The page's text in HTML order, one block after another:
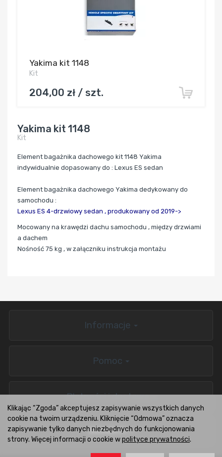
Yakima kit 1148
Kit
204,00 zł / szt.
Yakima kit 1148
Kit
Element bagażnika dachowego kit 1148 Yakima
indywidualnie dopasowany do : Lexus ES sedan
Element bagażnika dachowego Yakima dedykowany do
samochodu :
Lexus ES 4-drzwiowy sedan , produkowany od 2019->
Mocowany na krawędzi dachu samochodu , między drzwiami
a dachem
Nośność 75 kg , w załączniku instrukcja montażu
Informacje
Pomoc
Płatności i dostawa
BOXCARS.PL
Klikając “Zgoda” akceptujesz zapisywanie wszystkich danych
cookie na twoim urządzeniu. Kliknięcie “Odmowa” oznacza
zapisywanie tylko danych niezbędnych do funkcjonowania
strony. Więcej informacji o cookie wpolityce prywatności.